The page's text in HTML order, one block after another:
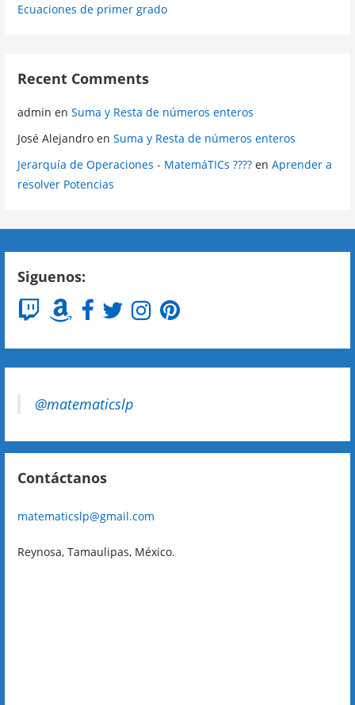
Ecuaciones de primer grado
Recent Comments
admin enSuma y Resta de números enteros
José Alejandro enSuma y Resta de números enteros
Jerarquía de Operaciones - MatemáTICs ???? enAprender a
resolver Potencias
Siguenos:
@matematicslp
Contáctanos
matematicslp@gmail.com
Reynosa, Tamaulipas, México.